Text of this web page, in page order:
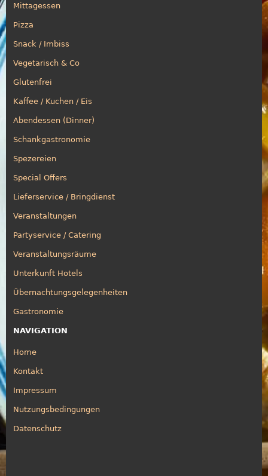
Mittagessen
Pizza
Snack / Imbiss
Vegetarisch & Co
Glutenfrei
Kaffee / Kuchen / Eis
Abendessen (Dinner)
Schankgastronomie
Spezereien
Special Offers
Lieferservice / Bringdienst
Veranstaltungen
Partyservice / Catering
Veranstaltungsräume
Unterkunft Hotels
Übernachtungsgelegenheiten
Gastronomie
NAVIGATION
Home
Kontakt
Impressum
Nutzungsbedingungen
Datenschutz